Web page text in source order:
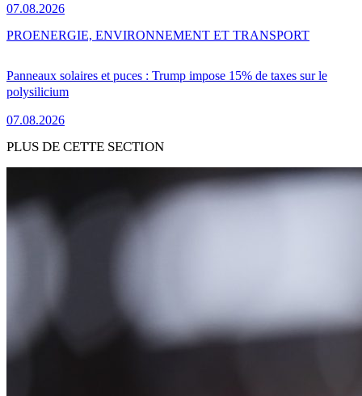
07.08.2026
Panneaux solaires et puces : Trump impose 15% de taxes sur le
polysilicium
07.08.2026
PROENERGIE, ENVIRONNEMENT ET TRANSPORT
PLUS DE CETTE SECTION